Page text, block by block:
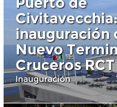
Civitavecchia:
inauguración
Nuevo
Cruceros RCT
Inauguración